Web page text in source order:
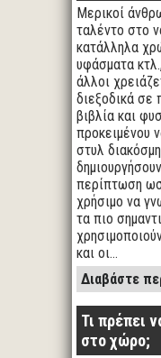
Μερικοί
ταλέντο στο
κατάλληλα
υφάσματα
άλλοι
διεξοδικά σε
βιβλία και
προκειμένου
στυλ
περίπτωση
χρήσιμο να
τα πιο
και οι…
Διαβάστε
Τι πρέπει
στο χώρο;